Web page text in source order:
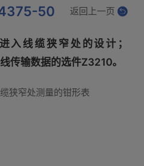
50 返回上一页
入线缆狭窄处的设计；
传输数据的选件Z3210。
狭窄处测量的钳形表